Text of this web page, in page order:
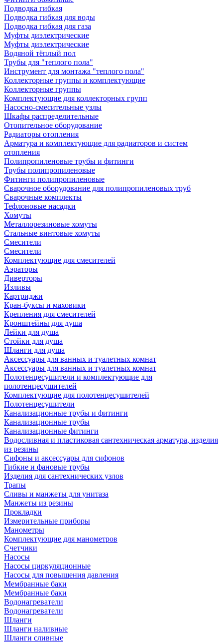
Подводка гибкая
Подводка гибкая для воды
Подводка гибкая для газа
Муфты диэлектрические
Муфты диэлектрические
Водяной тёплый пол
Трубы для "теплого пола"
Инструмент для монтажа "теплого пола"
Коллекторные группы и комплектующие
Коллекторные группы
Комплектующие для коллекторных групп
Насосно-смесительные узлы
Шкафы распределительные
Отопительное оборудование
Радиаторы отопления
Арматура и комплектующие для радиаторов и систем
отопления
Полипропиленовые трубы и фитинги
Трубы полипропиленовые
Фитинги полипропиленовые
Сварочное оборудование для полипропиленовых труб
Сварочные комплекты
Тефлоновые насадки
Хомуты
Металлорезиновые хомуты
Стальные винтовые хомуты
Смесители
Смесители
Комплектующие для смесителей
Аэраторы
Диверторы
Изливы
Картриджи
Кран-буксы и маховики
Крепления для смесителей
Кронштейны для душа
Лейки для душа
Стойки для душа
Шланги для душа
Аксессуары для ванных и туалетных комнат
Аксессуары для ванных и туалетных комнат
Полотенцесушители и комплектующие для
полотенцесушителей
Комплектующие для полотенцесушителей
Полотенцесушители
Канализационные трубы и фитинги
Канализационные трубы
Канализационные фитинги
Водосливная и пластиковая сантехническая арматура, изделия
из резины
Сифоны и аксессуары для сифонов
Гибкие и фановые трубы
Изделия для сантехнических узлов
Трапы
Сливы и манжеты для унитаза
Манжеты из резины
Прокладки
Измерительные приборы
Манометры
Комплектующие для манометров
Счетчики
Насосы
Насосы циркуляционные
Насосы для повышения давления
Мембранные баки
Мембранные баки
Водонагреватели
Водонагреватели
Шланги
Шланги наливные
Шланги сливные